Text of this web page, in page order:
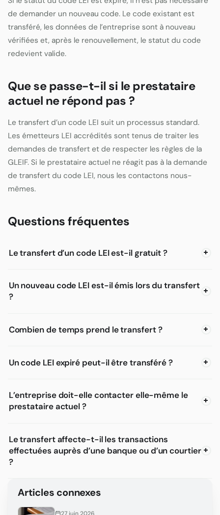
de demander un nouveau code. Le code existant est
transféré, les données de l’entreprise sont à nouveau
vérifiées et, après le renouvellement, le statut du code
redevient valide.
Que se passe-t-il si le prestataire
actuel ne répond pas ?
Le transfert d’un code LEI suit un processus standard.
Les émetteurs LEI accrédités sont tenus de traiter les
demandes de transfert et de respecter les règles de la
GLEIF. Si le prestataire actuel ne réagit pas à la demande
de transfert du code LEI, nous les contactons nous-
mêmes.
Questions fréquentes
Le transfert d’un code LEI est-il gratuit ?
Un nouveau code LEI est-il émis lors du transfert
?
Combien de temps prend le transfert ?
Un code LEI expiré peut-il être transféré ?
L’entreprise doit-elle contacter elle-même le
prestataire actuel ?
Le transfert affecte-t-il les transactions
effectuées auprès d’une banque ou d’un courtier
?
Articles connexes
27 juin 2026